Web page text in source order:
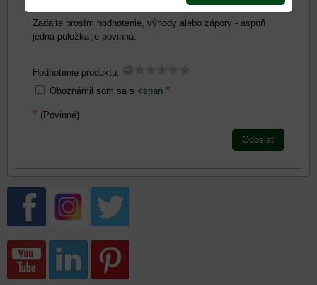
Zadajte prosím hodnotenie, výhody alebo zápory - aspoň
jedna položka je povinná.
Hodnotenie produktu:
Oboznámil som sa s <span *
* (Povinné)
Odoslať